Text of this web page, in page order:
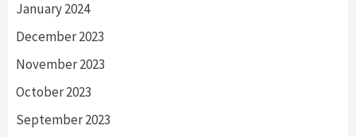
January 2024
December 2023
November 2023
October 2023
September 2023